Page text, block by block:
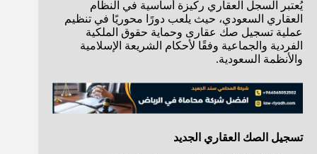
يُعتبر السجل العقاري ركيزة أساسية في النظام
العقاري السعودي، حيث يلعب دورًا محوريًا في تنظيم
عملية تسجيل صك عقارى وحماية حقوق الملكية
الفردية والجماعية وفقًا لأحكام الشريعة الإسلامية
والأنظمة السعودية.
تسجيل الصك العقاري الجديد